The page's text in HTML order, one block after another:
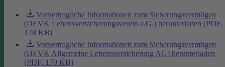
Vorvertragliche Informationen zum Sicherungsvermögen
(DEVK Lebensversicherungsverein a.G.) herunterladen (PDF,
178 KB)
Vorvertragliche Informationen zum Sicherungsvermögen
(DEVK Allgemeine Lebensversicherung AG) herunterladen
(PDF, 179 KB)